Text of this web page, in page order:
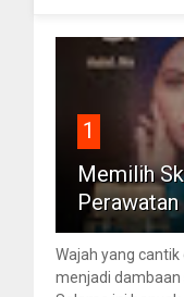
1
Memilih
Perawatan
Wajah yang
menjadi